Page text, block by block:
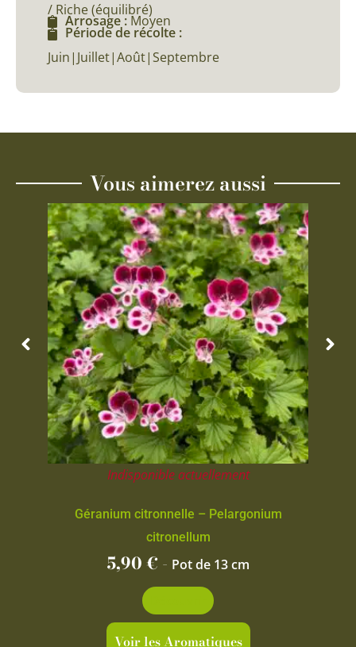
/ Riche (équilibré)
Arrosage : Moyen
Période de récolte :
Juin|Juillet|Août|Septembre
Vous aimerez aussi
Indisponible actuellement
Géranium citronnelle – Pelargonium
citronellum
5,90€ - Pot de 13 cm
Voir les Aromatiques